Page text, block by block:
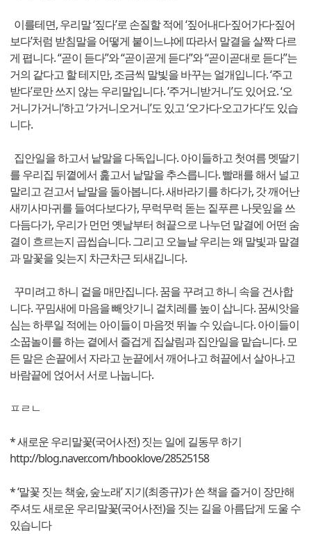
이를테면, 우리말 ‘짚다’로 손질할 적에 ‘짚어내다·짚어가다·짚어
보다’처럼 받침말을 어떻게 붙이느냐에 따라서 말결을 살짝 다르
게 폅니다. “곧이 듣다”와 “곧이곧게 듣다”와 “곧이곧대로 듣다”는
거의 같다고 할 테지만, 조금씩 말빛을 바꾸는 얼개입니다. ‘주고
받다’로만 쓰지 않는 우리말입니다. ‘주거니받거니’도 있어요. ‘오
거니가거니’하고 ‘가거니오거니’도 있고 ‘오가다·오고가다’도 있습
니다.
집안일을 하고서 낱말을 다독입니다. 아이들하고 첫여름 멧딸기
를 우리집 뒤꼍에서 훑고서 낱말을 추스릅니다. 빨래를 해서 널고
말리고 걷고서 낱말을 돌아봅니다. 새바라기를 하다가, 갓 깨어난
새끼사마귀를 들여다보다가, 무럭무럭 돋는 짙푸른 나뭇잎을 쓰
다듬다가, 우리가 먼먼 옛날부터 혀끝으로 나누던 말결에 어떤 숨
결이 흐르는지 곱씹습니다. 그리고 오늘날 우리는 왜 말빛과 말결
과 말꽃을 잊는지 차근차근 되새깁니다.
꾸미려고 하니 겉을 매만집니다. 꿈을 꾸려고 하니 속을 건사합
니다. 꾸밈새에 마음을 빼앗기니 겉치레를 높이 삽니다. 꿈씨앗을
심는 하루일 적에는 아이들이 마음껏 뛰놀 수 있습니다. 아이들이
소꿉놀이를 하는 곁에서 즐겁게 집살림과 집안일을 맡습니다. 모
든 말은 손끝에서 자라고 눈끝에서 깨어나고 혀끝에서 살아나고
바람끝에 얹어서 서로 나눕니다.
ㅍㄹㄴ
* 새로운 우리말꽃(국어사전) 짓는 일에 길동무 하기
http://blog.naver.com/hbooklove/28525158
* ‘말꽃 짓는 책숲, 숲노래’ 지기(최종규)가 쓴 책을 즐거이 장만해
주셔도 새로운 우리말꽃(국어사전)을 짓는 길을 아름답게 도울 수
있습니다